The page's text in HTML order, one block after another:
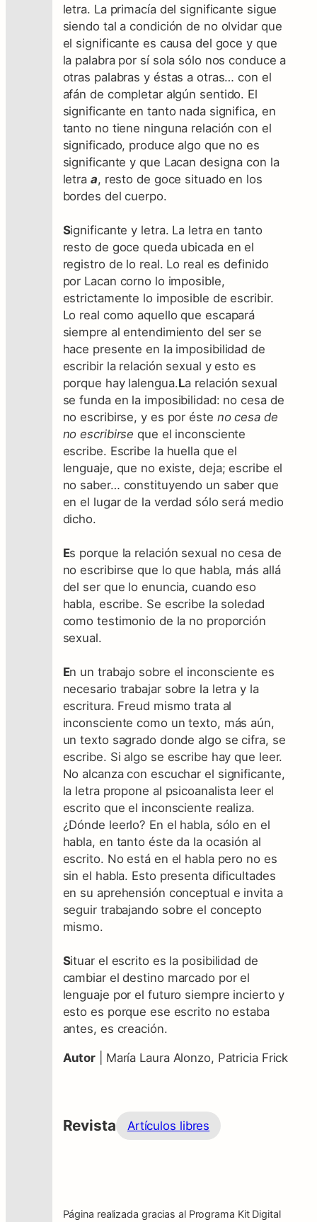
letra. La primacía del significante sigue
siendo tal a condición de no olvidar que
el significante es causa del goce y que
la palabra por sí sola sólo nos conduce a
otras palabras y éstas a otras… con el
afán de completar algún sentido. El
significante en tanto nada significa, en
tanto no tiene ninguna relación con el
significado, produce algo que no es
significante y que Lacan designa con la
letra a, resto de goce situado en los
bordes del cuerpo.
Significante y letra. La letra en tanto
resto de goce queda ubicada en el
registro de lo real. Lo real es definido
por Lacan corno lo imposible,
estrictamente lo imposible de escribir.
Lo real como aquello que escapará
siempre al entendimiento del ser se
hace presente en la imposibilidad de
escribir la relación sexual y esto es
porque hay lalengua.La relación sexual
se funda en la imposibilidad: no cesa de
no escribirse, y es por éste no cesa de
no escribirse que el inconsciente
escribe. Escribe la huella que el
lenguaje, que no existe, deja; escribe el
no saber… constituyendo un saber que
en el lugar de la verdad sólo será medio
dicho.
Es porque la relación sexual no cesa de
no escribirse que lo que habla, más allá
del ser que lo enuncia, cuando eso
habla, escribe. Se escribe la soledad
como testimonio de la no proporción
sexual.
En un trabajo sobre el inconsciente es
necesario trabajar sobre la letra y la
escritura. Freud mismo trata al
inconsciente como un texto, más aún,
un texto sagrado donde algo se cifra, se
escribe. Si algo se escribe hay que leer.
No alcanza con escuchar el significante,
la letra propone al psicoanalista leer el
escrito que el inconsciente realiza.
¿Dónde leerlo? En el habla, sólo en el
habla, en tanto éste da la ocasión al
escrito. No está en el habla pero no es
sin el habla. Esto presenta dificultades
en su aprehensión conceptual e invita a
seguir trabajando sobre el concepto
mismo.
Situar el escrito es la posibilidad de
cambiar el destino marcado por el
lenguaje por el futuro siempre incierto y
esto es porque ese escrito no estaba
antes, es creación.
Autor | María Laura Alonzo, Patricia Frick
Revista Artículos libres
Página realizada gracias al Programa Kit Digital